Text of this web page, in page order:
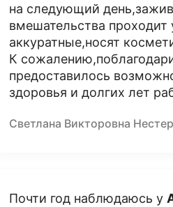
на следующий
вмешательства
аккуратные,носят
К
предоставилось
здоровья и долгих лет
Светлана Викторовна
Почти год наблюдаюсь у